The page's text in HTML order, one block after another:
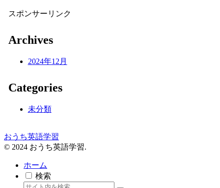
スポンサーリンク
Archives
2024年12月
Categories
未分類
おうち英語学習
© 2024 おうち英語学習.
ホーム
検索